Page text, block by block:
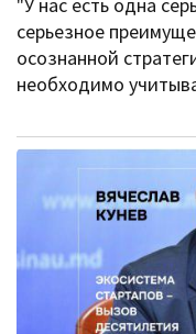
серьезное
осознанной
необходимо